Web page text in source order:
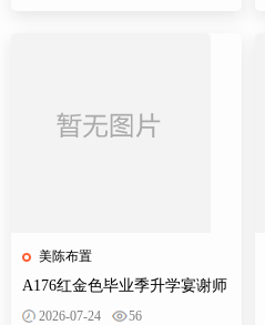
美陈布置
A176红金色毕业季升学宴谢师
宴金榜题名开学派对背景布置
2026-07-24 56